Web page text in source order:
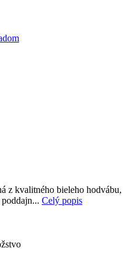
z kvalitného bieleho hodvábu,
Celý popis